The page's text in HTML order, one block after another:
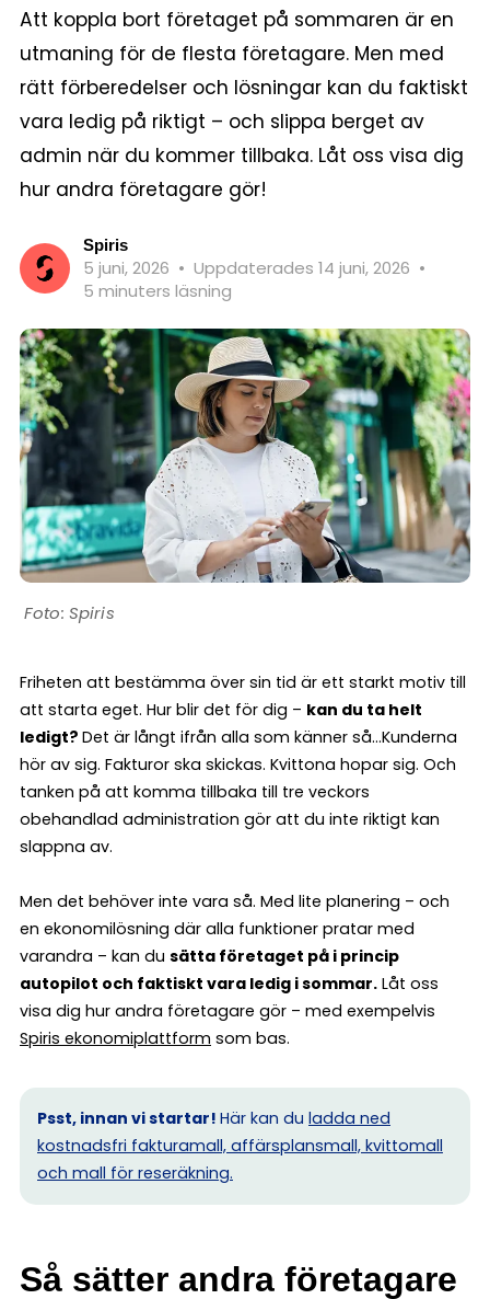
Att koppla bort företaget på sommaren är en
utmaning för de flesta företagare. Men med
rätt förberedelser och lösningar kan du faktiskt
vara ledig på riktigt – och slippa berget av
admin när du kommer tillbaka. Låt oss visa dig
hur andra företagare gör!
Spiris
5 juni, 2026 • Uppdaterades 14 juni, 2026 •
5 minuters läsning
Spiris
Friheten att bestämma över sin tid är ett starkt motiv till
att starta eget. Hur blir det för dig – kan du ta helt
ledigt? Det är långt ifrån alla som känner så…Kunderna
hör av sig. Fakturor ska skickas. Kvittona hopar sig. Och
tanken på att komma tillbaka till tre veckors
obehandlad administration gör att du inte riktigt kan
slappna av.
Men det behöver inte vara så. Med lite planering – och
en ekonomilösning där alla funktioner pratar med
varandra – kan du sätta företaget på i princip
autopilot och faktiskt vara ledig i sommar. Låt oss
visa dig hur andra företagare gör – med exempelvis
Spiris ekonomiplattform som bas.
Psst, innan vi startar! Här kan du ladda ned
kostnadsfri fakturamall, affärsplansmall, kvittomall
och mall för reseräkning.
Så sätter andra företagare